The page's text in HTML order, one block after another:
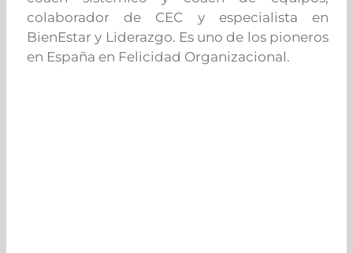
colaborador de CEC y especialista en
BienEstar y Liderazgo. Es uno de los pioneros
en España en Felicidad Organizacional.